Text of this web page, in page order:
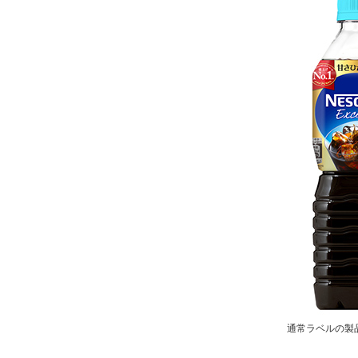
通常ラベルの製